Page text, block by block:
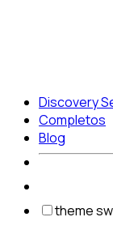
Discovery
Completos
Blog
theme